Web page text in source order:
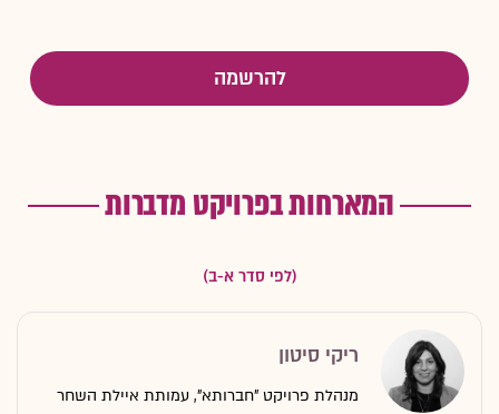
המארחות בפרויקט מדברות
(לפי סדר א-ב)
ריקי סיטון
מנהלת פרויקט "חברותא", עמותת איילת השחר